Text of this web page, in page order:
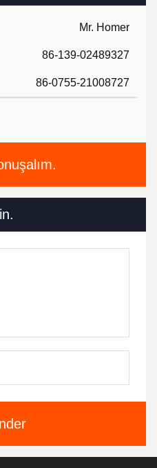
Mr. Homer
86-139-02489327
86-0755-21008727